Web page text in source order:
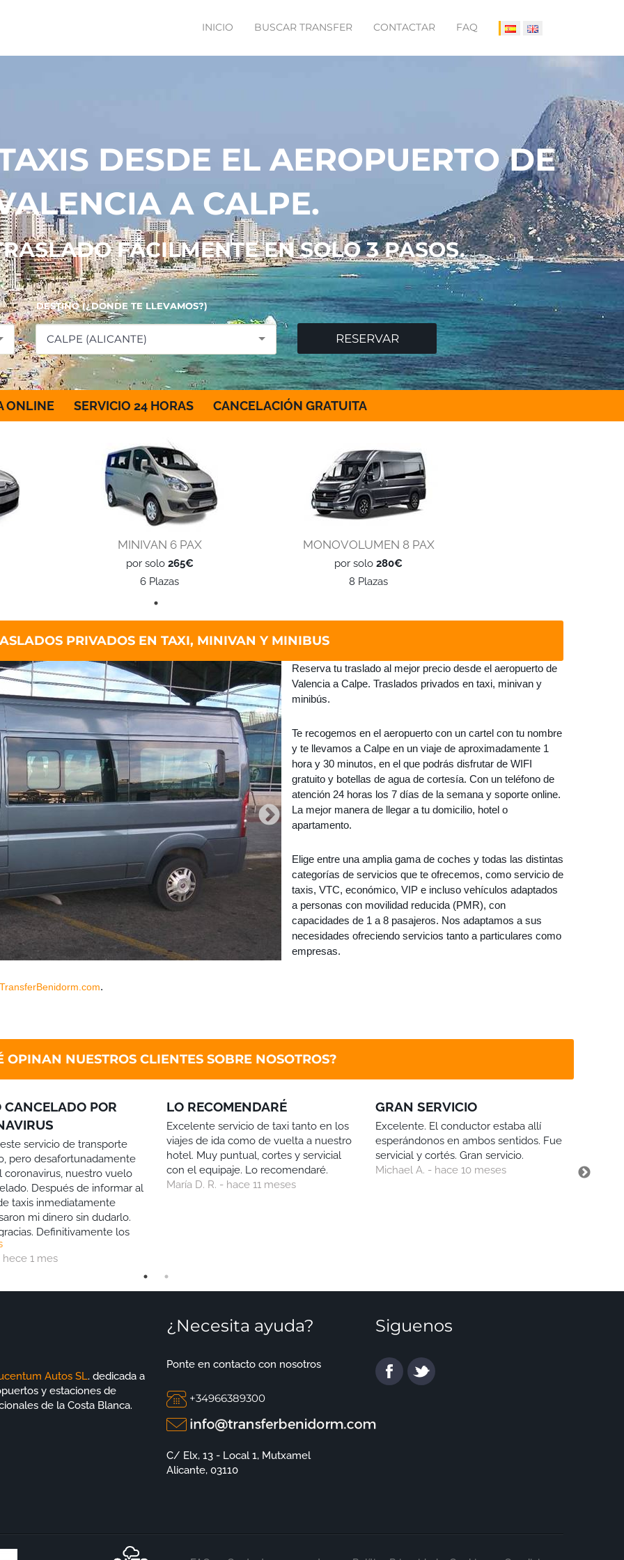
INICIO BUSCAR TRANSFER CONTACTAR FAQ
DESDE EL AEROPUERTO DE
A CALPE.
FÁCILMENTE EN SOLO 3 PASOS.
DESTINO (¿DONDE TE LLEVAMOS?)
CALPE (ALICANTE)
ONLINE SERVICIO 24 HORAS CANCELACIÓN GRATUITA
MINIVAN 6 PAX
por solo 265€
6 Plazas
MONOVOLUMEN 8 PAX
por solo 280€
8 Plazas
PRIVADOS EN TAXI, MINIVAN Y MINIBUS
Reserva tu traslado al mejor precio desde el aeropuerto de
Valencia a Calpe. Traslados privados en taxi, minivan y
minibús.
Te recogemos en el aeropuerto con un cartel con tu nombre
y te llevamos a Calpe en un viaje de aproximadamente 1
hora y 30 minutos, en el que podrás disfrutar de WIFI
gratuito y botellas de agua de cortesía. Con un teléfono de
atención 24 horas los 7 días de la semana y soporte online.
La mejor manera de llegar a tu domicilio, hotel o
apartamento.
Elige entre una amplia gama de coches y todas las distintas
categorías de servicios que te ofrecemos, como servicio de
taxis, VTC, económico, VIP e incluso vehículos adaptados
a personas con movilidad reducida (PMR), con
capacidades de 1 a 8 pasajeros. Nos adaptamos a sus
necesidades ofreciendo servicios tanto a particulares como
empresas.
TransferBenidorm.com.
OPINAN NUESTROS CLIENTES SOBRE NOSOTROS?
CANCELADO POR
servicio de transporte
pero desafortunadamente
coronavirus, nuestro vuelo
Después de informar al
taxis inmediatamente
mi dinero sin dudarlo.
Definitivamente los
año para mis
en España.
hece 1 mes
LO RECOMENDARÉ
Excelente servicio de taxi tanto en los
viajes de ida como de vuelta a nuestro
hotel. Muy puntual, cortes y servicial
con el equipaje. Lo recomendaré.
María D. R. - hace 11 meses
GRAN SERVICIO
Excelente. El conductor estaba allí
esperándonos en ambos sentidos. Fue
servicial y cortés. Gran servicio.
Michael A. - hace 10 meses
estrés
Autos SL. dedicada a
y estaciones de
de la Costa Blanca.
¿Necesita ayuda?
Ponte en contacto con nosotros
+34966389300
C/ Elx, 13 - Local 1, Mutxamel
Alicante, 03110
Siguenos